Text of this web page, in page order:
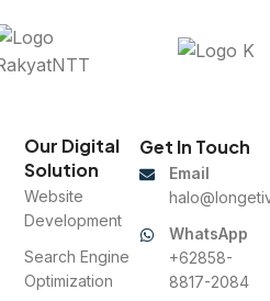
Our Digital
Solution
Website
Development
Search Engine
Optimization
Get In Touch
Email
WhatsApp
+62858-
8817-2084